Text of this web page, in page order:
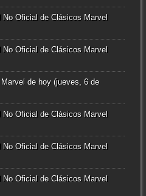
No Oficial de Clásicos Marvel
No Oficial de Clásicos Marvel
Marvel de hoy (jueves, 6 de
No Oficial de Clásicos Marvel
No Oficial de Clásicos Marvel
No Oficial de Clásicos Marvel